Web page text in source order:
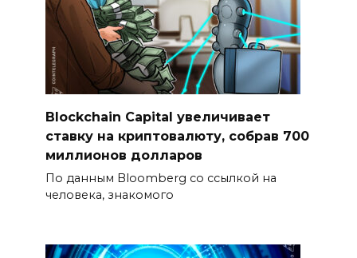
Blockchain Capital увеличивает
ставку на криптовалюту, собрав 700
миллионов долларов
По данным Bloomberg со ссылкой на
человека, знакомого